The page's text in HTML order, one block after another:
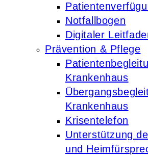
Notfallbogen
Digitaler
Prävention & Pflege
Krankenhaus
Krankenhaus
Krisentelefon
Unterstützung
und